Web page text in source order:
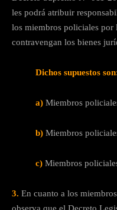
les podrá atribuir
los miembros policiales por
contravengan los bienes
Dichos supuestos
a) Miembros
b) Miembros
c) Miembros
3. En cuanto a los